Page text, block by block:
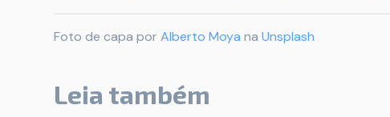
Foto de capa por Alberto Moya na Unsplash
Leia também